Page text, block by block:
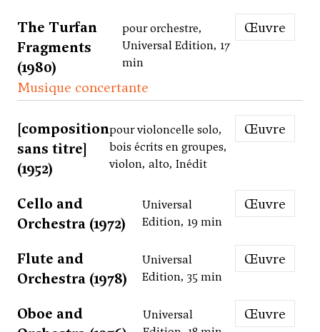
The Turfan
Fragments
(1980)
pour orchestre,
Universal Edition, 17
min
Œuvre
Musique concertante
[composition
sans titre]
(1952)
pour violoncelle solo,
bois écrits en groupes,
violon, alto, Inédit
Œuvre
Cello and
Orchestra (1972)
Universal
Edition, 19 min
Œuvre
Flute and
Orchestra (1978)
Universal
Edition, 35 min
Œuvre
Oboe and
Universal
Œuvre